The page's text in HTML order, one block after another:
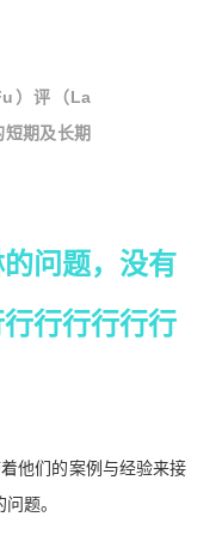
）评（La
短期及长期
问题，没有
行行行行行
他们的案例与经验来接
题。